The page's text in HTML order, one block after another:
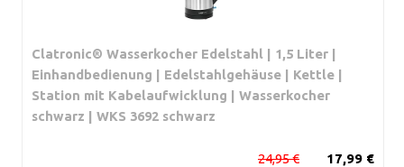
Clatronic® Wasserkocher Edelstahl | 1,5 Liter |
Einhandbedienung | Edelstahlgehäuse | Kettle |
Station mit Kabelaufwicklung | Wasserkocher
schwarz | WKS 3692 schwarz
17,99 €
24,95 €